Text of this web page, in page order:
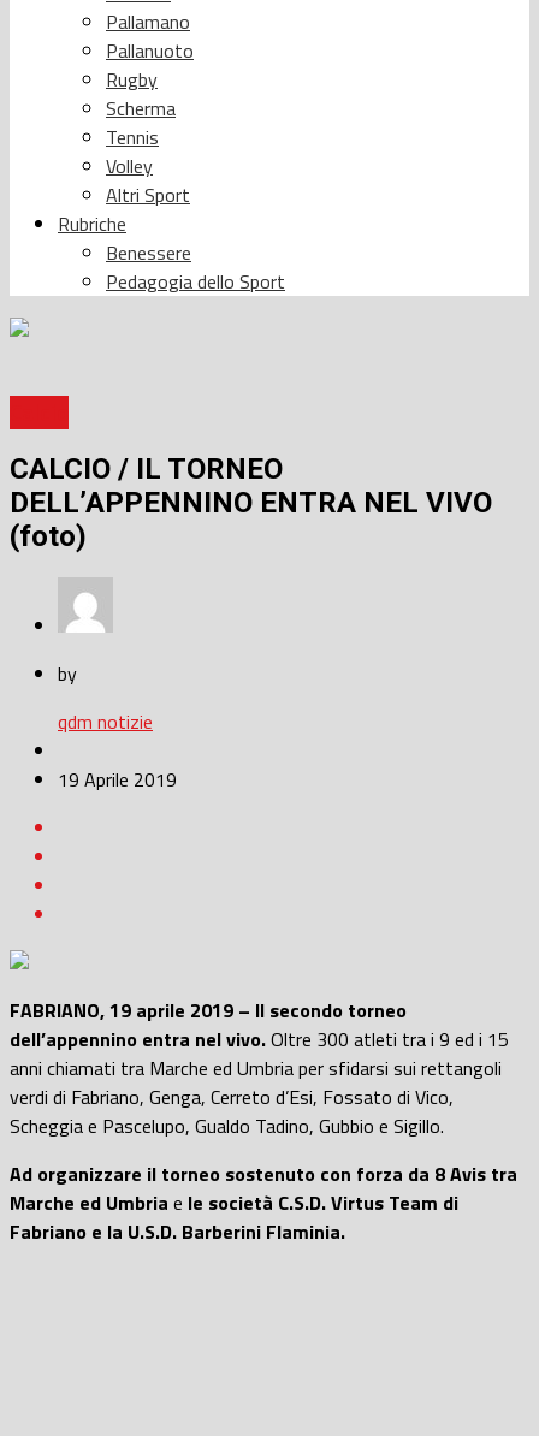
Pallamano
Pallanuoto
Rugby
Scherma
Tennis
Volley
Altri Sport
Rubriche
Benessere
Pedagogia dello Sport
CALCIO / IL TORNEO
DELL’APPENNINO ENTRA NEL VIVO
(foto)
by
qdm notizie
19 Aprile 2019
FABRIANO, 19 aprile 2019 – Il secondo torneo
dell’appennino entra nel vivo.Oltre 300 atleti tra i 9 ed i 15
anni chiamati tra Marche ed Umbria per sfidarsi sui rettangoli
verdi di Fabriano, Genga, Cerreto d’Esi, Fossato di Vico,
Scheggia e Pascelupo, Gualdo Tadino, Gubbio e Sigillo.
Ad organizzare il torneo sostenuto con forza da 8 Avis tra
Marche ed Umbria e le società C.S.D. Virtus Team di
Fabriano e la U.S.D. Barberini Flaminia.